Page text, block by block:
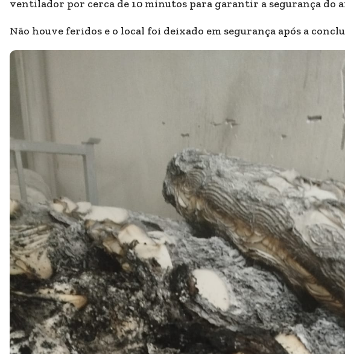
ventilador por cerca de 10 minutos para garantir a segurança do
Não houve feridos e o local foi deixado em segurança após a